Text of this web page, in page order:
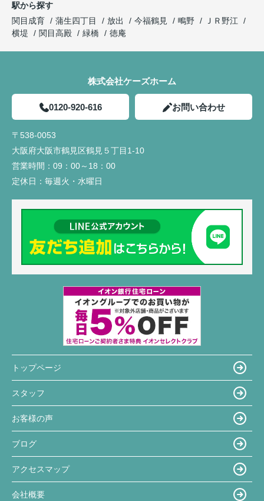
駅から探す
関目成育
蒲生四丁目 放出 今福鶴見 鴫野
ＪＲ野江
横堤
関目高殿 緑橋 徳庵
株式会社ケーズホーム
0120-920-616 お問い合わせ
〒538-0053
大阪府大阪市鶴見区鶴見５丁目1-10
営業時間： 09：00～18：00
定休日： 毎週火・水曜日
トップページ
スタッフ
お客様の声
ブログ
アクセスマップ
会社概要